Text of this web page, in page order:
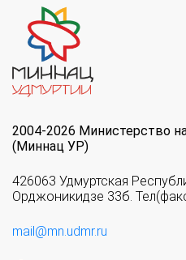
2004-2026 Министерство
(Миннац УР)
426063 Удмуртская
Орджоникидзе 33б.
mail@mn.udmr.ru